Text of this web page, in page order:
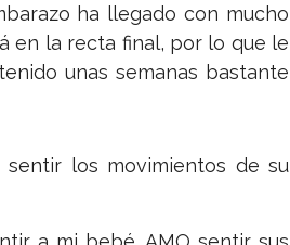
ha llegado con mucho
en la recta final, por lo que le
unas semanas bastante
los movimientos de su